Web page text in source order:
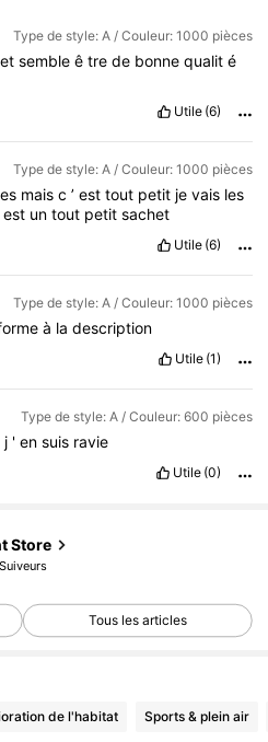
Type de style: A / Couleur: 1000 pièces
et semble ê tre de bonne qualit é
Utile (6)
Type de style: A / Couleur: 1000 pièces
maisc’esttout petit jevais les
est untout petitsachet
Utile (6)
Type de style: A / Couleur: 1000 pièces
à la description
Utile (1)
Type de style: A / Couleur: 600 pièces
j ' en suis ravie
Utile (0)
Store
Tous les articles
de l'habitat Sports & plein air